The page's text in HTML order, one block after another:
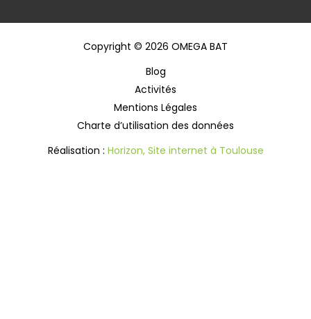
Copyright © 2026 OMEGA BAT
Blog
Activités
Mentions Légales
Charte d’utilisation des données
Réalisation : Horizon, Site internet à Toulouse